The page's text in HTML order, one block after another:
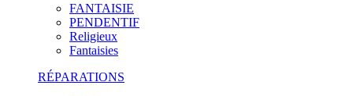
FANTAISIE
PENDENTIF
Religieux
Fantaisies
RÉPARATIONS